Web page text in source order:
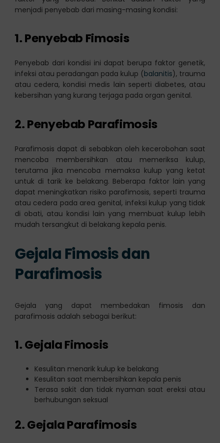
menjadi penyebab dari masing-masing kondisi:
1. Penyebab Fimosis
Penyebab dari kondisi ini dapat berupa faktor genetik,
infeksi atau peradangan pada kulup (balanitis), trauma
atau cedera, kondisi medis lain seperti diabetes, atau
kebersihan yang kurang terjaga pada organ genital.
2. Penyebab Parafimosis
Parafimosis dapat di sebabkan oleh kecerobohan saat
mencoba membersihkan atau memeriksa kulup,
terutama jika mencoba memaksa kulup yang ketat
untuk di tarik ke belakang. Beberapa faktor lain yang
dapat meningkatkan risiko parafimosis, seperti trauma
atau cedera pada area genital, infeksi kulup yang tidak
di obati, atau kondisi lain yang membuat kulup lebih
mudah tersangkut di belakang kepala penis.
Gejala Fimosis dan
Parafimosis
Gejala yang dapat membedakan fimosis dan
parafimosis adalah sebagai berikut:
1. Gejala Fimosis
Kesulitan menarik kulup ke belakang
Kesulitan saat membersihkan kepala penis
Terasa sakit dan tidak nyaman saat ereksi atau
berhubungan seksual
2. Gejala Parafimosis